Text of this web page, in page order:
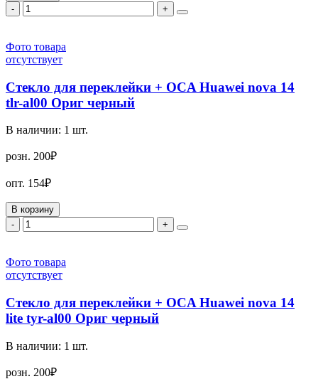
-
+
Фото товара
отсутствует
Стекло для переклейки + OCA Huawei nova 14
tlr-al00 Ориг черный
В наличии: 1 шт.
розн. 200₽
опт. 154₽
В корзину
-
+
Фото товара
отсутствует
Стекло для переклейки + OCA Huawei nova 14
lite tyr-al00 Ориг черный
В наличии: 1 шт.
розн. 200₽